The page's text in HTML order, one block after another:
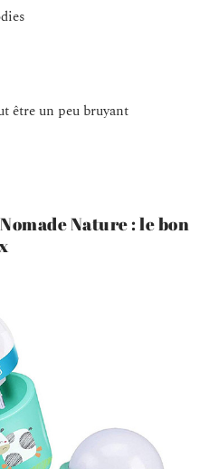
être un peu bruyant
Nature : le bon